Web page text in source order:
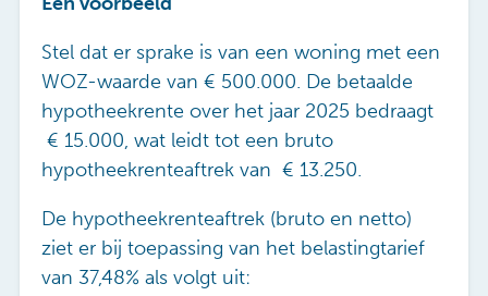
Stel dat er sprake is van een woning met een
WOZ-waarde van € 500.000. De betaalde
hypotheekrente over het jaar 2025 bedraagt
€ 15.000, wat leidt tot een bruto
hypotheekrenteaftrek van € 13.250.
De hypotheekrenteaftrek (bruto en netto)
ziet er bij toepassing van het belastingtarief
van 37,48% als volgt uit: